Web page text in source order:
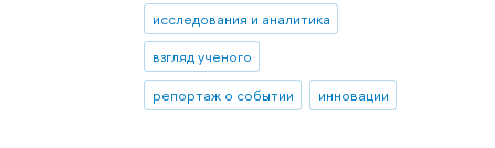
исследования и аналитика
взгляд ученого
репортаж о событии
инновации